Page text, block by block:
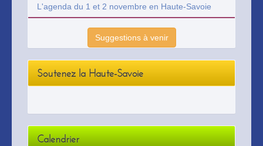
L'agenda du 1 et 2 novembre en Haute-Savoie
Suggestions à venir
Soutenez la Haute-Savoie
Calendrier